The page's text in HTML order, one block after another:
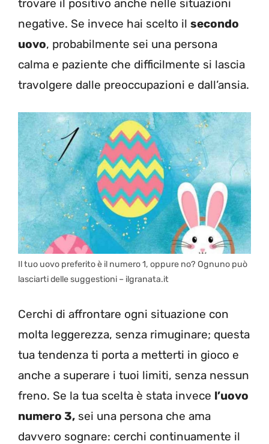
trovare il positivo anche nelle situazioni
negative. Se invece hai scelto il secondo
uovo, probabilmente sei una persona
calma e paziente che difficilmente si lascia
travolgere dalle preoccupazioni e dall’ansia.
Il tuo uovo preferito è il numero 1, oppure no? Ognuno può
lasciarti delle suggestioni – ilgranata.it
Cerchi di affrontare ogni situazione con
molta leggerezza, senza rimuginare; questa
tua tendenza ti porta a metterti in gioco e
anche a superare i tuoi limiti, senza nessun
freno. Se la tua scelta è stata invece l’uovo
numero 3, sei una persona che ama
davvero sognare: cerchi continuamente il